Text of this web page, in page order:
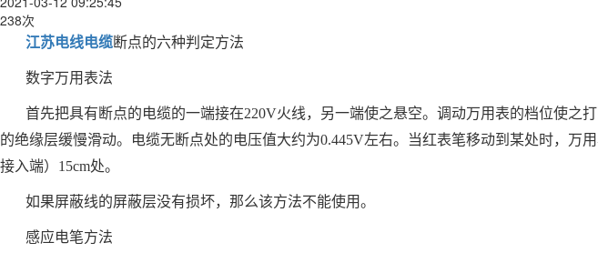
238次
江苏电线电缆断点的六种判定方法
数字万用表法
首先把具有断点的电缆的一端接在220V火线，另一端使之悬空。调动万用表的档位使
的绝缘层缓慢滑动。电缆无断点处的电压值大约为0.445V左右。当红表笔移动到某处时，
接入端）15cm处。
如果屏蔽线的屏蔽层没有损坏，那么该方法不能使用。
感应电笔方法